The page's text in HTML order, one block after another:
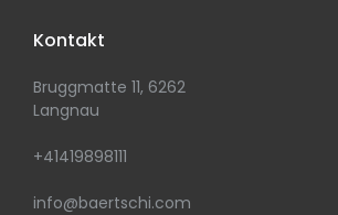
Kontakt
Bruggmatte 11, 6262
Langnau
+41419898111
info@baertschi.com